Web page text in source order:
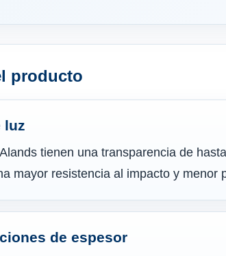
producto
luz
tienen una transparencia de
mayor resistencia al impacto y menor
de espesor